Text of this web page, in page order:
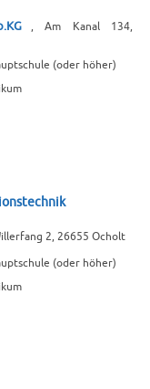
, Am Kanal 134,
(oder höher)
2, 26655 Ocholt
(oder höher)